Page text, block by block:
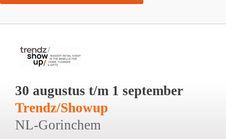
30 augustus t/m 1 september
Trendz/Showup
NL-Gorinchem